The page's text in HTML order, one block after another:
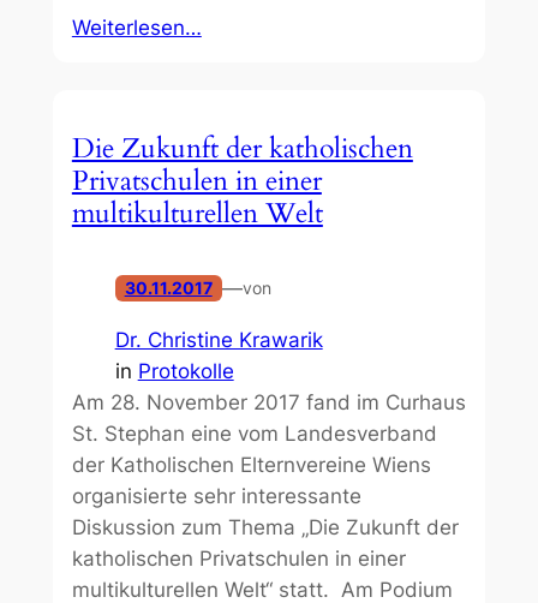
Weiterlesen…
Die Zukunft der katholischen
Privatschulen in einer
multikulturellen Welt
30.11.2017 —von
Dr. Christine Krawarik
in Protokolle
Am 28. November 2017 fand im Curhaus
St. Stephan eine vom Landesverband
der Katholischen Elternvereine Wiens
organisierte sehr interessante
Diskussion zum Thema „Die Zukunft der
katholischen Privatschulen in einer
multikulturellen Welt“ statt. Am Podium